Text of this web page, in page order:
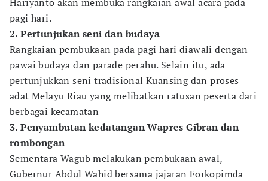
pagi hari.
2. Pertunjukan seni dan budaya
Rangkaian pembukaan pada pagi hari diawali dengan
pawai budaya dan parade perahu. Selain itu, ada
pertunjukkan seni tradisional Kuansing dan proses
adat Melayu Riau yang melibatkan ratusan peserta dari
berbagai kecamatan
3. Penyambutan kedatangan Wapres Gibran dan
rombongan
Sementara Wagub melakukan pembukaan awal,
Gubernur Abdul Wahid bersama jajaran Forkopimda